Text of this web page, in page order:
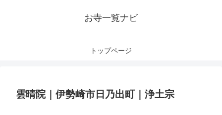
お寺一覧ナビ
トップページ
雲晴院｜伊勢崎市日乃出町｜浄土宗